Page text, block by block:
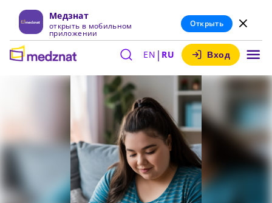
Медзнат
открыть в мобильном
приложении
Открыть
EN | RU Вход